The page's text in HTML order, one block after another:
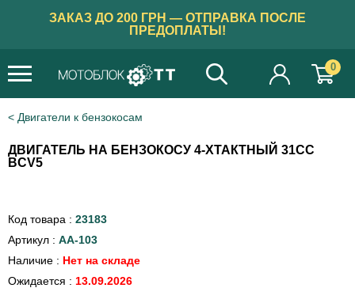
ЗАКАЗ ДО 200 ГРН — ОТПРАВКА ПОСЛЕ
ПРЕДОПЛАТЫ!
0
Двигатели к бензокосам
ДВИГАТЕЛЬ НА БЕНЗОКОСУ 4-ХТАКТНЫЙ 31СС
BCV5
Код товара : 23183
Артикул : AA-103
Наличие : Нет на складе
Ожидается : 13.09.2026